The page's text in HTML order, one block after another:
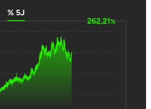
% 5J
262,21%